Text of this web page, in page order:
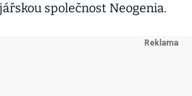
společnost Neogenia.